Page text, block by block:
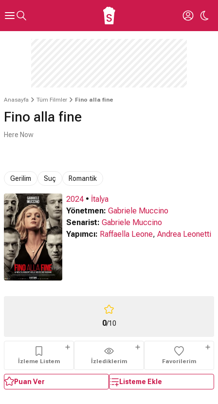
Anasayfa Tüm Filmler Fino alla fine
Fino alla fine
Here Now
Gerilim Suç Romantik
2024 • İtalya
Yönetmen: Gabriele Muccino
Senarist: Gabriele Muccino
Yapımcı: Raffaella Leone, Andrea Leonetti
0/10
İzleme Listem İzlediklerim Favorilerim
Puan Ver Listeme Ekle